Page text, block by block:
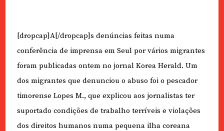
[dropcap]A[/dropcap]s denúncias feitas numa
conferência de imprensa em Seul por vários migrantes
foram publicadas ontem no jornal Korea Herald. Um
dos migrantes que denunciou o abuso foi o pescador
timorense Lopes M., que explicou aos jornalistas ter
suportado condições de trabalho terríveis e violações
dos direitos humanos numa pequena ilha coreana